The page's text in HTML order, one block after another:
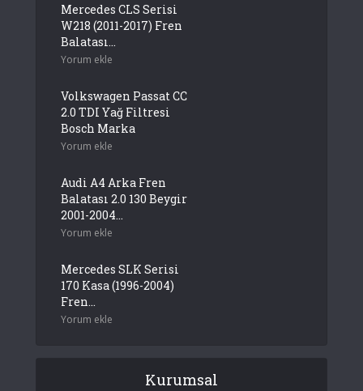
Mercedes CLS Serisi
W218 (2011-2017) Fren
Balatası...
Yorum ekle
Volkswagen Passat CC
2.0 TDI Yağ Filtresi
Bosch Marka
Yorum ekle
Audi A4 Arka Fren
Balatası 2.0 130 Beygir
2001-2004...
Yorum ekle
Mercedes SLK Serisi
170 Kasa (1996-2004)
Fren...
Yorum ekle
Kurumsal